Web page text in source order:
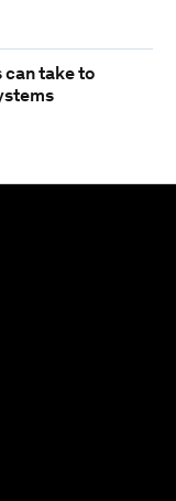
can take to